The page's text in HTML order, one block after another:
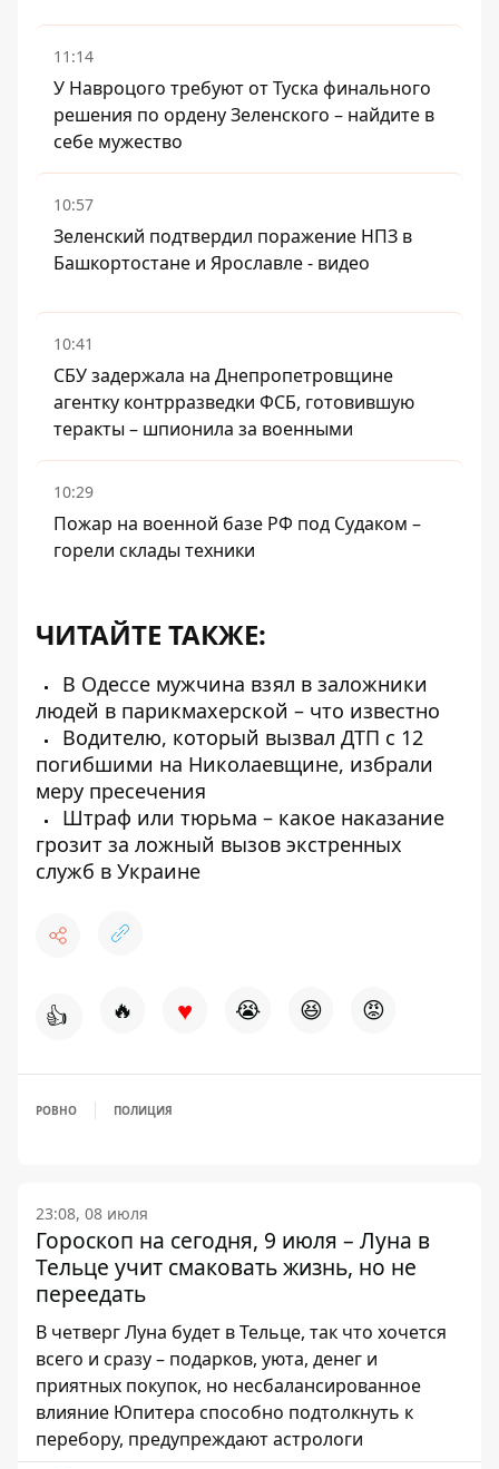
11:14
У Навроцого требуют от Туска финального
решения по ордену Зеленского – найдите в
себе мужество
10:57
Зеленский подтвердил поражение НПЗ в
Башкортостане и Ярославле - видео
10:41
СБУ задержала на Днепропетровщине
агентку контрразведки ФСБ, готовившую
теракты – шпионила за военными
10:29
Пожар на военной базе РФ под Судаком –
горели склады техники
ЧИТАЙТЕ ТАКЖЕ:
В Одессе мужчина взял в заложники
людей в парикмахерской – что известно
Водителю, который вызвал ДТП с 12
погибшими на Николаевщине, избрали
меру пресечения
Штраф или тюрьма – какое наказание
грозит за ложный вызов экстренных
служб в Украине
👍 🔥 ♥ 😭 😆 😡
РОВНО ПОЛИЦИЯ
23:08, 08 июля
Гороскоп на сегодня, 9 июля – Луна в
Тельце учит смаковать жизнь, но не
переедать
В четверг Луна будет в Тельце, так что хочется
всего и сразу – подарков, уюта, денег и
приятных покупок, но несбалансированное
влияние Юпитера способно подтолкнуть к
перебору, предупреждают астрологи